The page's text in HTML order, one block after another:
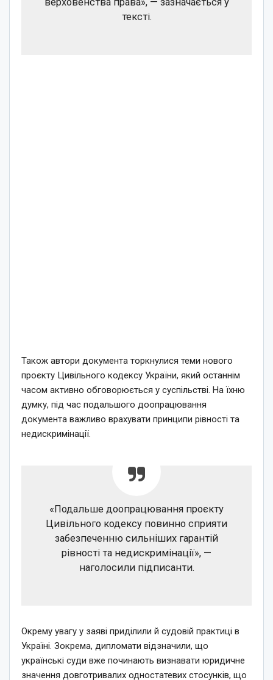
тексті.
Також автори документа торкнулися теми нового
проєкту Цивільного кодексу України, який останнім
часом активно обговорюється у суспільстві. На їхню
думку, під час подальшого доопрацювання
документа важливо врахувати принципи рівності та
недискримінації.
«Подальше доопрацювання проєкту
Цивільного кодексу повинно сприяти
забезпеченню сильніших гарантій
рівності та недискримінації», —
наголосили підписанти.
Окрему увагу у заяві приділили й судовій практиці в
Україні. Зокрема, дипломати відзначили, що
українські суди вже починають визнавати юридичне
значення довготривалих одностатевих стосунків, що